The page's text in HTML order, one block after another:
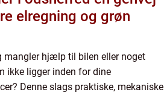
elregning og grøn
mangler hjælp til bilen eller noget
ikke ligger inden for dine
Denne slags praktiske, mekaniske